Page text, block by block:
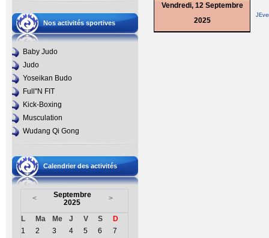
Nos activités sportives
Baby Judo
Judo
Yoseikan Budo
Full''N FIT
Kick-Boxing
Musculation
Wudang Qi Gong
Calendrier des activités
<
Septembre
2025
>
L Ma Me J V S
D
1
2 3 4 5 6
7
Vendredi, 12 Septembre
2025